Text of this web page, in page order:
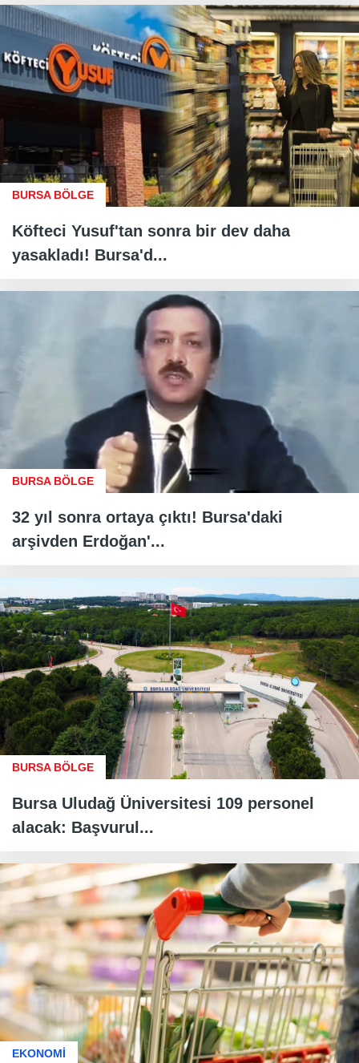
BURSA BÖLGE
Köfteci Yusuf'tan sonra bir dev daha
yasakladı! Bursa'd...
BURSA BÖLGE
32 yıl sonra ortaya çıktı! Bursa'daki
arşivden Erdoğan'...
BURSA BÖLGE
Bursa Uludağ Üniversitesi 109 personel
alacak: Başvurul...
EKONOMİ